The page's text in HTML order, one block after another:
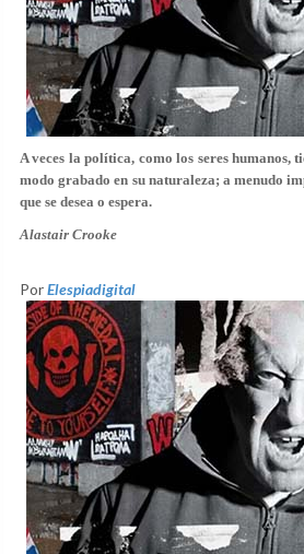
A veces la política, como los seres humanos,
modo grabado en su naturaleza; a menudo
que se desea o espera.
Alastair Crooke
PorElespiadigital